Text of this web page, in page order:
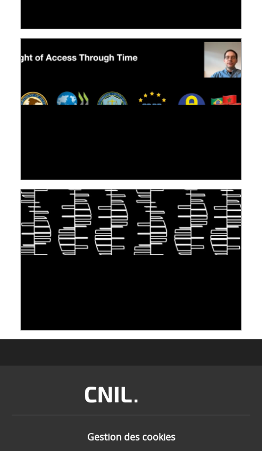
Image
Gestion des cookies